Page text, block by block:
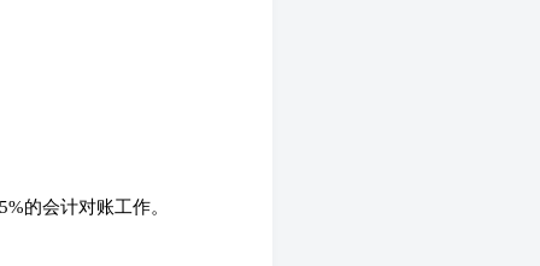
的会计对账工作。